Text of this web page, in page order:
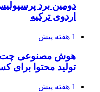
دومین برد
اردوی ترکیه
1 هفته پیش
هوش مصنوعی چت
تولید محتوا برای
1 هفته پیش